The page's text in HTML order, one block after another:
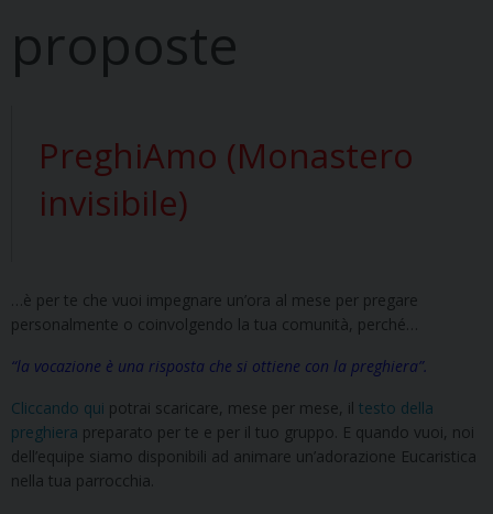
proposte
PreghiAmo (Monastero
invisibile)
…è per te che vuoi impegnare un’ora al mese per pregare
personalmente o coinvolgendo la tua comunità, perché…
“la vocazione è una risposta che si ottiene con la preghiera”.
Cliccando qui potrai scaricare, mese per mese, il testo della
preghiera preparato per te e per il tuo gruppo. E quando vuoi, noi
dell’equipe siamo disponibili ad animare un’adorazione Eucaristica
nella tua parrocchia.